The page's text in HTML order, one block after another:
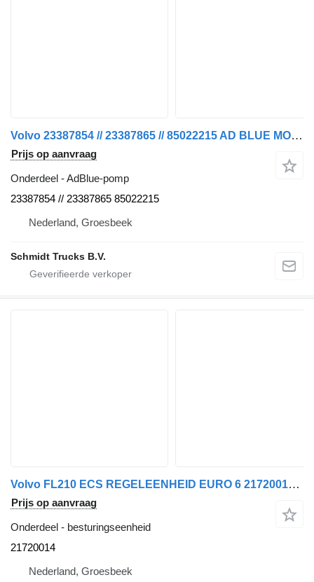
Volvo 23387854 // 23387865 // 85022215 AD BLUE MODULE MODEL 2023 AdBlue-pomp voor vrachtwagen
Prijs op aanvraag
Onderdeel - AdBlue-pomp
23387854 // 23387865 85022215
Nederland, Groesbeek
Schmidt Trucks B.V.
Volvo FL210 ECS REGELEENHEID EURO 6 21720014 besturingseenheid voor vrachtwagen
Prijs op aanvraag
Onderdeel - besturingseenheid
21720014
Nederland, Groesbeek